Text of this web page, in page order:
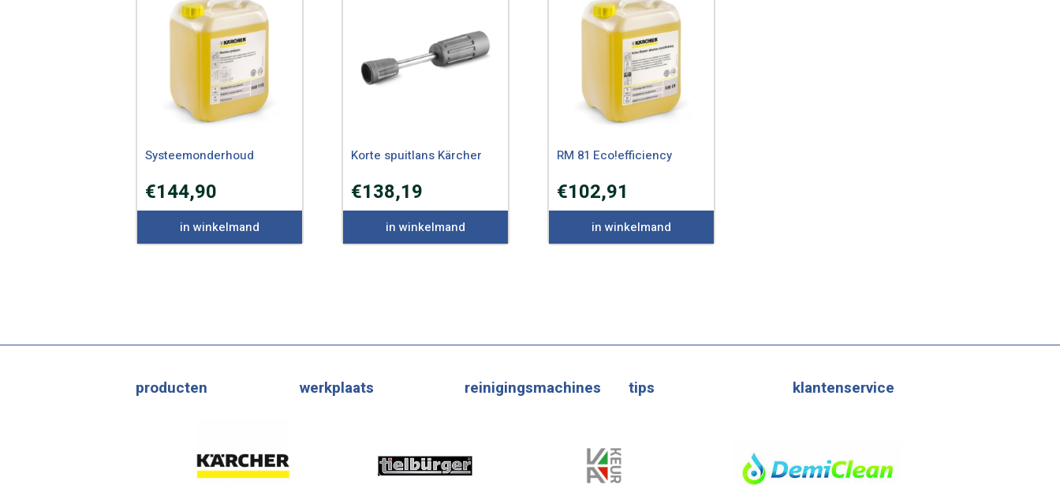
Systeemonderhoud
€144,90
in winkelmand
Korte spuitlans Kärcher
€138,19
in winkelmand
RM 81 Eco!efficiency
€102,91
in winkelmand
producten werkplaats reinigingsmachines tips klantenservice